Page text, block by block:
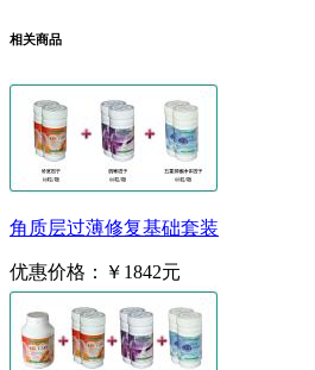
相关商品
角质层过薄修复基础套装
优惠价格： ￥1842元